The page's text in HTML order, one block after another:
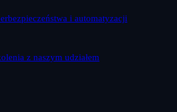
i automatyzacji
z naszym udziałem